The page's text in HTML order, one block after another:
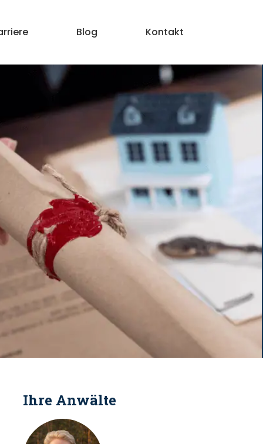
Blog Kontakt
Ihre Anwälte